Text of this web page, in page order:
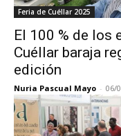
Feria de Cuéllar 2025
El 100 % de los
Cuéllar baraja
edición
Nuria Pascual Mayo - 06/